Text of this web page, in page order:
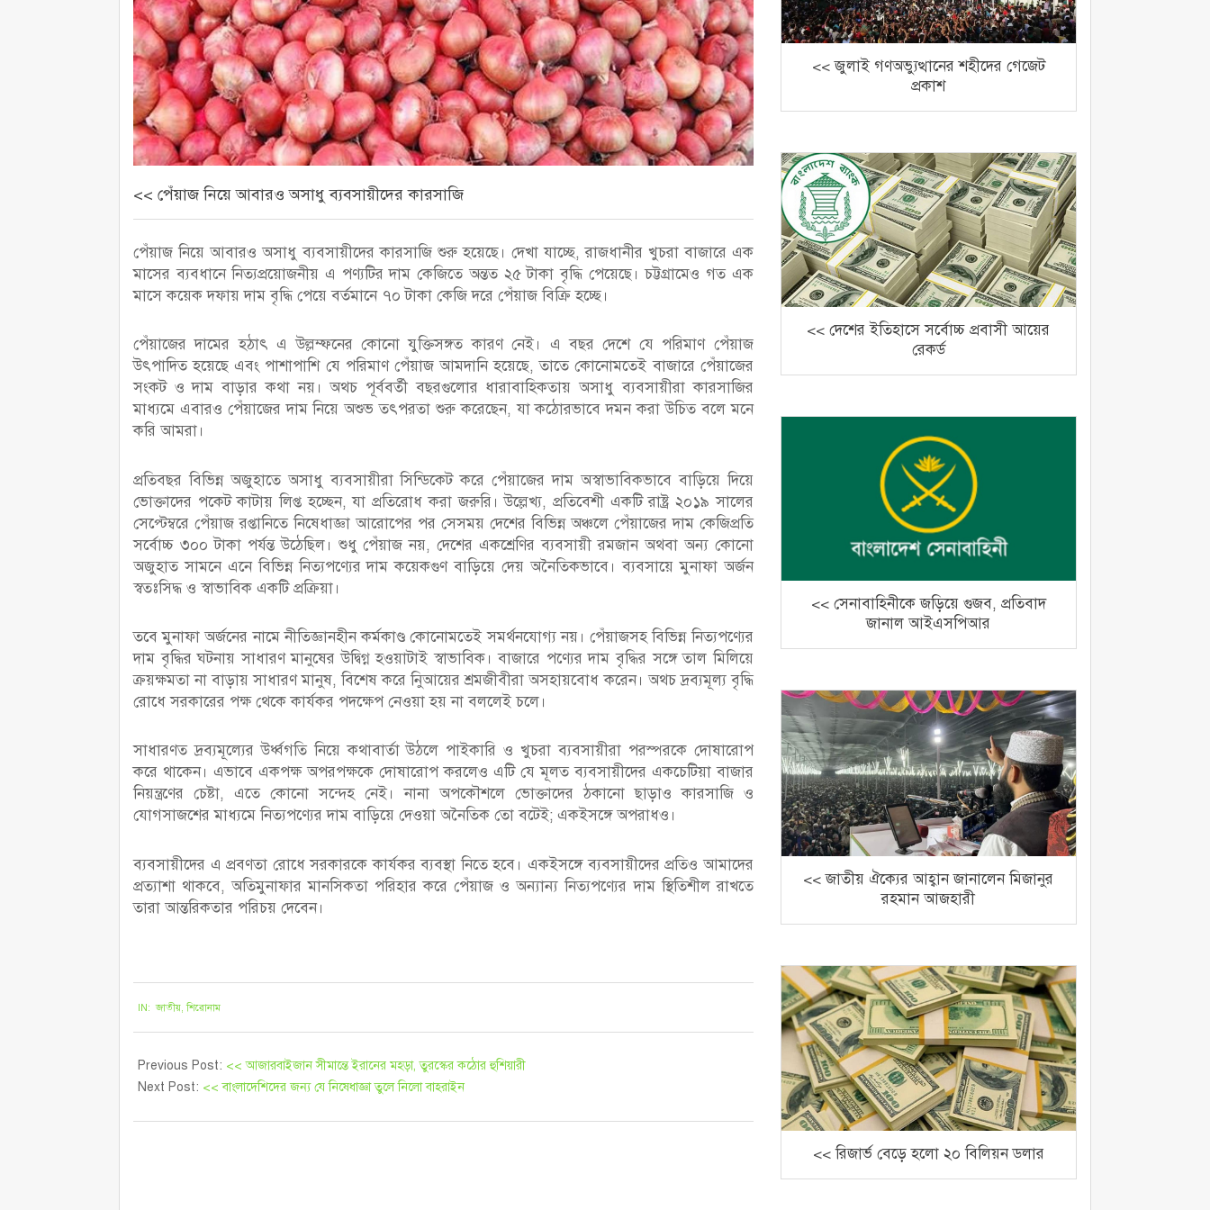
<< পেঁয়াজ নিয়ে আবারও অসাধু ব্যবসায়ীদের কারসাজি
পেঁয়াজ নিয়ে আবারও অসাধু ব্যবসায়ীদের কারসাজি শুরু হয়েছে। দেখা যাচ্ছে, রাজধানীর খুচরা বাজারে এক
মাসের ব্যবধানে নিত্যপ্রয়োজনীয় এ পণ্যটির দাম কেজিতে অন্তত ২৫ টাকা বৃদ্ধি পেয়েছে। চট্টগ্রামেও গত এক
মাসে কয়েক দফায় দাম বৃদ্ধি পেয়ে বর্তমানে ৭০ টাকা কেজি দরে পেঁয়াজ বিক্রি হচ্ছে।
পেঁয়াজের দামের হঠাৎ এ উল্লম্ফনের কোনো যুক্তিসঙ্গত কারণ নেই। এ বছর দেশে যে পরিমাণ পেঁয়াজ
উৎপাদিত হয়েছে এবং পাশাপাশি যে পরিমাণ পেঁয়াজ আমদানি হয়েছে, তাতে কোনোমতেই বাজারে পেঁয়াজের
সংকট ও দাম বাড়ার কথা নয়। অথচ পূর্ববর্তী বছরগুলোর ধারাবাহিকতায় অসাধু ব্যবসায়ীরা কারসাজির
মাধ্যমে এবারও পেঁয়াজের দাম নিয়ে অশুভ তৎপরতা শুরু করেছেন, যা কঠোরভাবে দমন করা উচিত বলে মনে
করি আমরা।
প্রতিবছর বিভিন্ন অজুহাতে অসাধু ব্যবসায়ীরা সিন্ডিকেট করে পেঁয়াজের দাম অস্বাভাবিকভাবে বাড়িয়ে দিয়ে
ভোক্তাদের পকেট কাটায় লিপ্ত হচ্ছেন, যা প্রতিরোধ করা জরুরি। উল্লেখ্য, প্রতিবেশী একটি রাষ্ট্র ২০১৯ সালের
সেপ্টেম্বরে পেঁয়াজ রপ্তানিতে নিষেধাজ্ঞা আরোপের পর সেসময় দেশের বিভিন্ন অঞ্চলে পেঁয়াজের দাম কেজিপ্রতি
সর্বোচ্চ ৩০০ টাকা পর্যন্ত উঠেছিল। শুধু পেঁয়াজ নয়, দেশের একশ্রেণির ব্যবসায়ী রমজান অথবা অন্য কোনো
অজুহাত সামনে এনে বিভিন্ন নিত্যপণ্যের দাম কয়েকগুণ বাড়িয়ে দেয় অনৈতিকভাবে। ব্যবসায়ে মুনাফা অর্জন
স্বতঃসিদ্ধ ও স্বাভাবিক একটি প্রক্রিয়া।
তবে মুনাফা অর্জনের নামে নীতিজ্ঞানহীন কর্মকাণ্ড কোনোমতেই সমর্থনযোগ্য নয়। পেঁয়াজসহ বিভিন্ন নিত্যপণ্যের
দাম বৃদ্ধির ঘটনায় সাধারণ মানুষের উদ্বিগ্ন হওয়াটাই স্বাভাবিক। বাজারে পণ্যের দাম বৃদ্ধির সঙ্গে তাল মিলিয়ে
ক্রয়ক্ষমতা না বাড়ায় সাধারণ মানুষ, বিশেষ করে নিুআয়ের শ্রমজীবীরা অসহায়বোধ করেন। অথচ দ্রব্যমূল্য বৃদ্ধি
রোধে সরকারের পক্ষ থেকে কার্যকর পদক্ষেপ নেওয়া হয় না বললেই চলে।
সাধারণত দ্রব্যমূল্যের উর্ধ্বগতি নিয়ে কথাবার্তা উঠলে পাইকারি ও খুচরা ব্যবসায়ীরা পরস্পরকে দোষারোপ
করে থাকেন। এভাবে একপক্ষ অপরপক্ষকে দোষারোপ করলেও এটি যে মূলত ব্যবসায়ীদের একচেটিয়া বাজার
নিয়ন্ত্রণের চেষ্টা, এতে কোনো সন্দেহ নেই। নানা অপকৌশলে ভোক্তাদের ঠকানো ছাড়াও কারসাজি ও
যোগসাজশের মাধ্যমে নিত্যপণ্যের দাম বাড়িয়ে দেওয়া অনৈতিক তো বটেই; একইসঙ্গে অপরাধও।
ব্যবসায়ীদের এ প্রবণতা রোধে সরকারকে কার্যকর ব্যবস্থা নিতে হবে। একইসঙ্গে ব্যবসায়ীদের প্রতিও আমাদের
প্রত্যাশা থাকবে, অতিমুনাফার মানসিকতা পরিহার করে পেঁয়াজ ও অন্যান্য নিত্যপণ্যের দাম স্থিতিশীল রাখতে
তারা আন্তরিকতার পরিচয় দেবেন।
IN: জাতীয় ,শিরোনাম
Previous Post: << আজারবাইজান সীমান্তে ইরানের মহড়া, তুরস্কের কঠোর হুশিয়ারী
Next Post: << বাংলাদেশিদের জন্য যে নিষেধাজ্ঞা তুলে নিলো বাহরাইন
<< জুলাই গণঅভ্যুত্থানের শহীদের গেজেট
প্রকাশ
<< দেশের ইতিহাসে সর্বোচ্চ প্রবাসী আয়ের
রেকর্ড
<< সেনাবাহিনীকে জড়িয়ে গুজব, প্রতিবাদ
জানাল আইএসপিআর
<< জাতীয় ঐক্যের আহ্বান জানালেন মিজানুর
রহমান আজহারী
<< রিজার্ভ বেড়ে হলো ২০ বিলিয়ন ডলার